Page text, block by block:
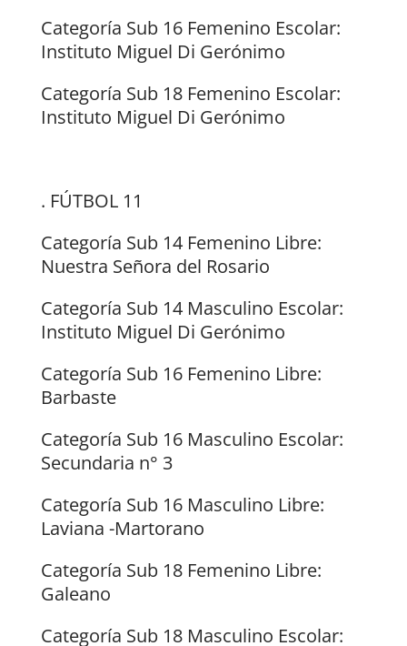
Categoría Sub 16 Femenino Escolar:
Instituto Miguel Di Gerónimo
Categoría Sub 18 Femenino Escolar:
Instituto Miguel Di Gerónimo
. FÚTBOL 11
Categoría Sub 14 Femenino Libre:
Nuestra Señora del Rosario
Categoría Sub 14 Masculino Escolar:
Instituto Miguel Di Gerónimo
Categoría Sub 16 Femenino Libre:
Barbaste
Categoría Sub 16 Masculino Escolar:
Secundaria n° 3
Categoría Sub 16 Masculino Libre:
Laviana -Martorano
Categoría Sub 18 Femenino Libre:
Galeano
Categoría Sub 18 Masculino Escolar: